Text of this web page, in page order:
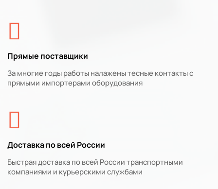
Прямые поставщики
За многие годы работы налажены тесные контакты с
прямыми импортерами оборудования
Доставка по всей России
Быстрая доставка по всей России транспортными
компаниями и курьерскими службами